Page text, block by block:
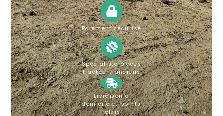
Paiement sécurisé
Spécialiste pièces
tracteurs anciens
Livraison à
domicile et points
relais